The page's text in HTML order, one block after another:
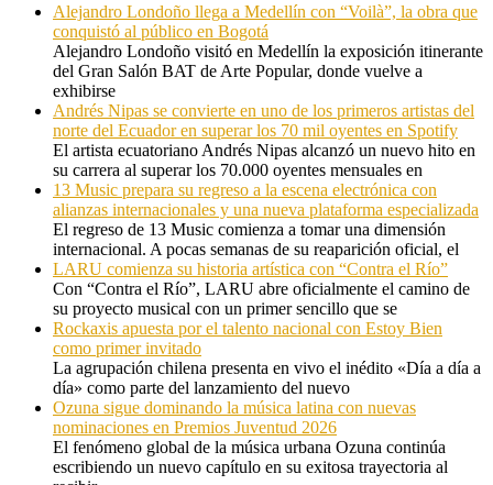
Alejandro Londoño llega a Medellín con “Voilà”, la obra que
conquistó al público en Bogotá
Alejandro Londoño visitó en Medellín la exposición itinerante
del Gran Salón BAT de Arte Popular, donde vuelve a
exhibirse
Andrés Nipas se convierte en uno de los primeros artistas del
norte del Ecuador en superar los 70 mil oyentes en Spotify
El artista ecuatoriano Andrés Nipas alcanzó un nuevo hito en
su carrera al superar los 70.000 oyentes mensuales en
13 Music prepara su regreso a la escena electrónica con
alianzas internacionales y una nueva plataforma especializada
El regreso de 13 Music comienza a tomar una dimensión
internacional. A pocas semanas de su reaparición oficial, el
LARU comienza su historia artística con “Contra el Río”
Con “Contra el Río”, LARU abre oficialmente el camino de
su proyecto musical con un primer sencillo que se
Rockaxis apuesta por el talento nacional con Estoy Bien
como primer invitado
La agrupación chilena presenta en vivo el inédito «Día a día a
día» como parte del lanzamiento del nuevo
Ozuna sigue dominando la música latina con nuevas
nominaciones en Premios Juventud 2026
El fenómeno global de la música urbana Ozuna continúa
escribiendo un nuevo capítulo en su exitosa trayectoria al